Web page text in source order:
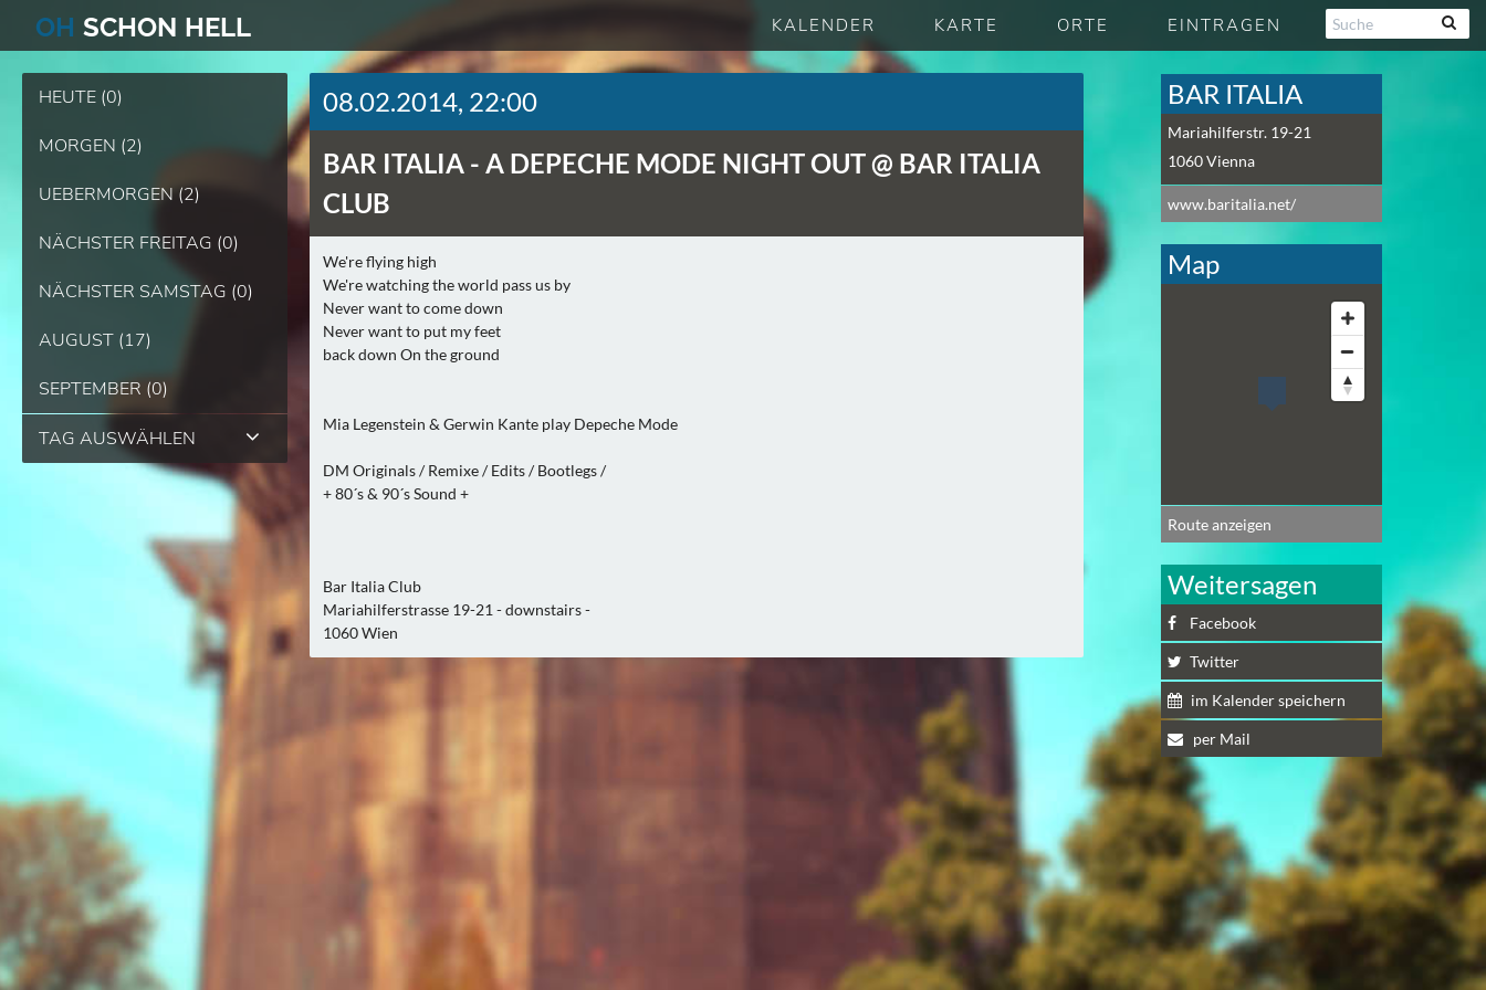
OH SCHON HELL KALENDER KARTE ORTE EINTRAGEN
HEUTE (0)
MORGEN (2)
UEBERMORGEN (2)
NÄCHSTER FREITAG (0)
NÄCHSTER SAMSTAG (0)
AUGUST (17)
SEPTEMBER (0)
TAG AUSWÄHLEN
08.02.2014, 22:00
BAR ITALIA - A DEPECHE MODE NIGHT OUT @ BAR ITALIA
CLUB
We're flying high
We're watching the world pass us by
Never want to come down
Never want to put my feet
back down On the ground
Mia Legenstein & Gerwin Kante play Depeche Mode
DM Originals / Remixe / Edits / Bootlegs /
+ 80´s & 90´s Sound +
Bar Italia Club
Mariahilferstrasse 19-21 - downstairs -
1060 Wien
BAR ITALIA
Mariahilferstr. 19-21
1060Vienna
www.baritalia.net/
Map
Route anzeigen
Weitersagen
Facebook
Twitter
im Kalender speichern
per Mail